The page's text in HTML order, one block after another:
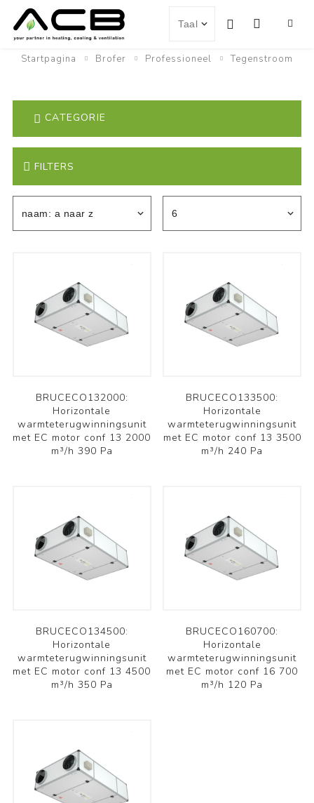
Startpagina Brofer Professioneel Tegenstroom
FILTERS
BRUCECO132000:
Horizontale
warmteterugwinningsunit
met EC motor conf 13 2000
m³/h 390 Pa
BRUCECO133500:
Horizontale
warmteterugwinningsunit
met EC motor conf 13 3500
m³/h 240 Pa
BRUCECO134500:
Horizontale
warmteterugwinningsunit
met EC motor conf 13 4500
m³/h 350 Pa
BRUCECO160700:
Horizontale
warmteterugwinningsunit
met EC motor conf 16 700
m³/h 120 Pa
CATEGORIE